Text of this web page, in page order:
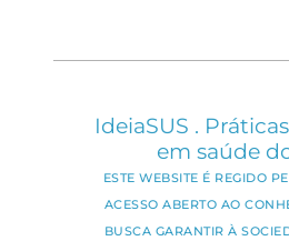
IdeiaSUS .
em saúde
ESTE WEBSITE É REGIDO
ACESSO ABERTO AO
BUSCA GARANTIR À